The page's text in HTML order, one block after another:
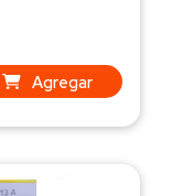
Agregar